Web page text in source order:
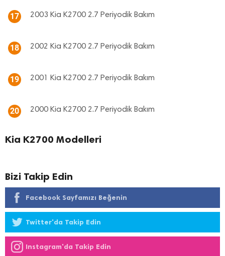
17 2003 Kia K2700 2.7 Periyodik Bakım
18 2002 Kia K2700 2.7 Periyodik Bakım
19 2001 Kia K2700 2.7 Periyodik Bakım
20 2000 Kia K2700 2.7 Periyodik Bakım
Kia K2700 Modelleri
Bizi Takip Edin
Facebook Sayfamızı Beğenin
Twitter'da Takip Edin
Instagram'da Takip Edin